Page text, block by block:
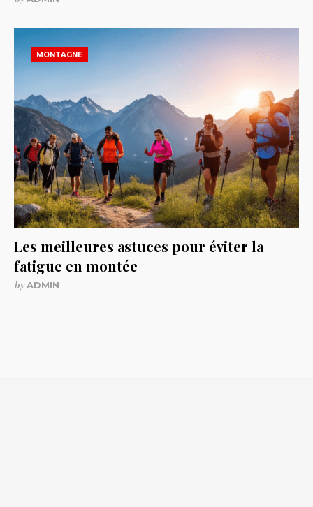
MONTAGNE
Les meilleures astuces pour éviter la
fatigue en montée
byADMIN